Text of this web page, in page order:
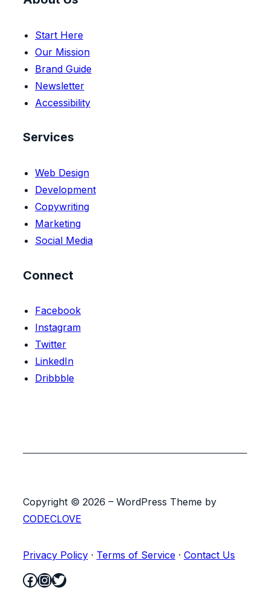
Start Here
Our Mission
Brand Guide
Newsletter
Accessibility
Services
Web Design
Development
Copywriting
Marketing
Social Media
Connect
Facebook
Instagram
Twitter
LinkedIn
Dribbble
Copyright © 2026 – WordPress Theme by
CODECLOVE
Privacy Policy · Terms of Service · Contact Us
Facebook
Instagram
Twitter